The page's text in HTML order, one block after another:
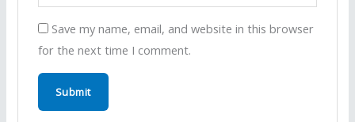
Save my name, email, and website in this browser
for the next time I comment.